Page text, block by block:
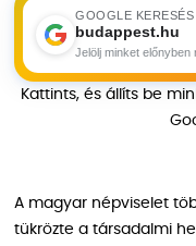
GOOGLE KERESÉS
budappest.hu
Jelölj minket
Kattints, és állíts be
A magyar népviselet
tükrözte a társadalmi